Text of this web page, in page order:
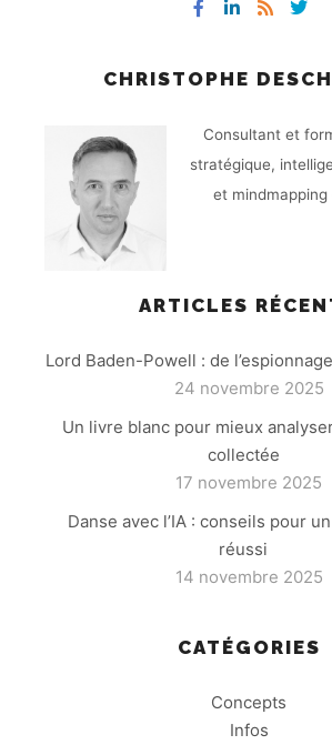
CHRISTOPHE
Consultant et
stratégique,
et mindmapping
ARTICLES
Lord Baden-Powell : de
24 novembre 2025
Un livre blanc pour mieux
collectée
17 novembre 2025
Danse avec l’IA : conseils pour
réussi
14 novembre 2025
CATÉGORIES
Concepts
Infos